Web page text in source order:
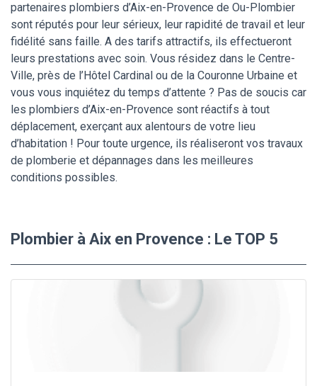
partenaires plombiers d’Aix-en-Provence de Ou-Plombier
sont réputés pour leur sérieux, leur rapidité de travail et leur
fidélité sans faille. A des tarifs attractifs, ils effectueront
leurs prestations avec soin. Vous résidez dans le Centre-
Ville, près de l’Hôtel Cardinal ou de la Couronne Urbaine et
vous vous inquiétez du temps d’attente ? Pas de soucis car
les plombiers d’Aix-en-Provence sont réactifs à tout
déplacement, exerçant aux alentours de votre lieu
d’habitation ! Pour toute urgence, ils réaliseront vos travaux
de plomberie et dépannages dans les meilleures
conditions possibles.
Plombier à Aix en Provence : Le TOP 5